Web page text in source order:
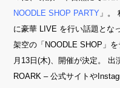
NOODLE SHOP PARTY 」。
に豪華 LIVE を行い話題とな
架空の「NOODLE SHOP」
月13日(木)、開催が決定。
ROARK – 公式サイトや